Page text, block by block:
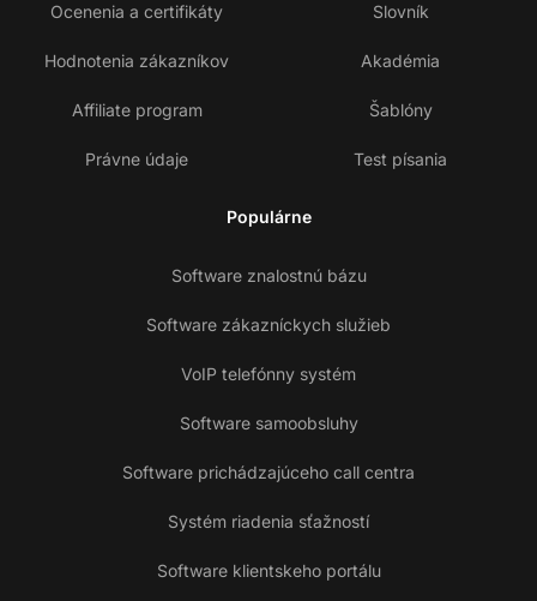
Ocenenia a certifikáty
Hodnotenia zákazníkov
Affiliate program
Právne údaje
Slovník
Akadémia
Šablóny
Test písania
Populárne
Software znalostnú bázu
Software zákazníckych služieb
VoIP telefónny systém
Software samoobsluhy
Software prichádzajúceho call centra
Systém riadenia sťažností
Software klientskeho portálu